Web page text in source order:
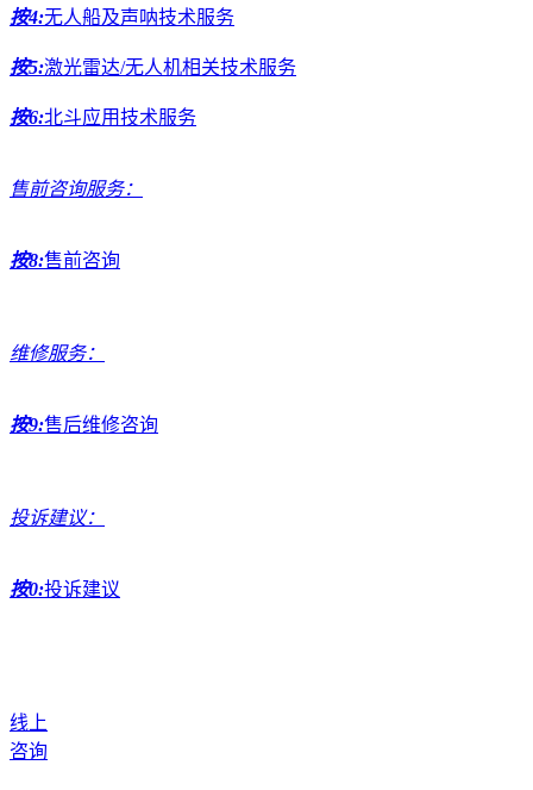
按4:无人船及声呐技术服务
按5:激光雷达/无人机相关技术服务
按6:北斗应用技术服务
售前咨询服务：
按8:售前咨询
维修服务：
按9:售后维修咨询
投诉建议：
按0:投诉建议
线上
咨询